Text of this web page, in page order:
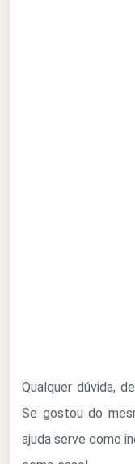
Qualquer dúvida,
Se gostou do
ajuda serve como